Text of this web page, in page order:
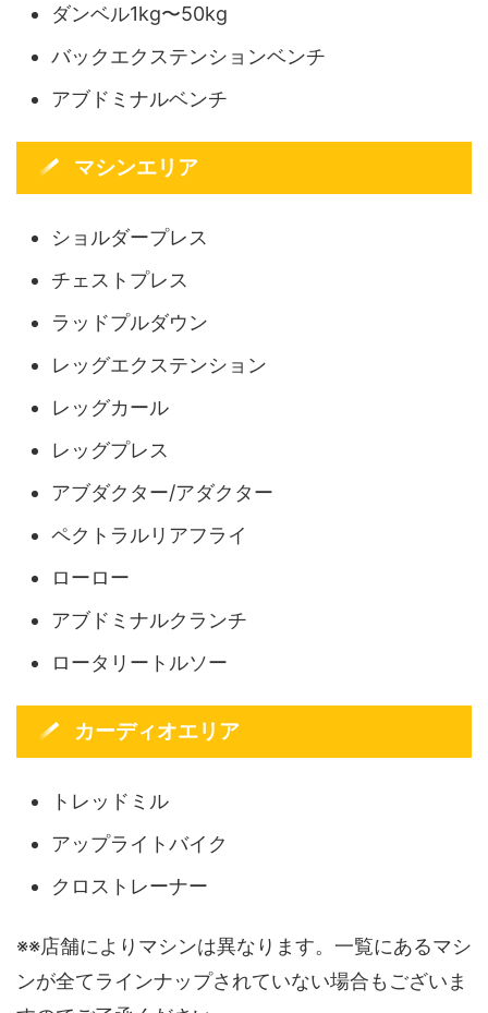
ダンベル1kg〜50kg
バックエクステンションベンチ
アブドミナルベンチ
マシンエリア
ショルダープレス
チェストプレス
ラッドプルダウン
レッグエクステンション
レッグカール
レッグプレス
アブダクター/アダクター
ペクトラルリアフライ
ローロー
アブドミナルクランチ
ロータリートルソー
カーディオエリア
トレッドミル
アップライトバイク
クロストレーナー
※※店舗によりマシンは異なります。一覧にあるマシ
ンが全てラインナップされていない場合もございま